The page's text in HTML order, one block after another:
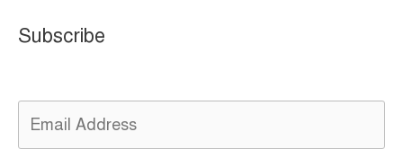
Subscribe